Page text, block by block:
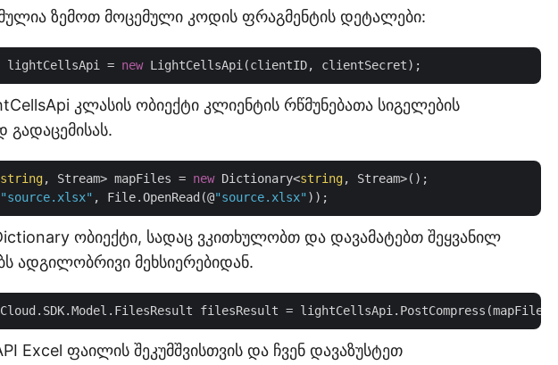
ზემოთ მოცემული კოდის ფრაგმენტის დეტალები:
lightCellsApi = new
კლასის ობიექტი კლიენტის რწმუნებათა სიგელების
გადაცემისას.
string, Stream> mapFiles = new Dictionary<string, Stream>();
"source.xlsx" , File.OpenRead(@"source.xlsx"
ობიექტი, სადაც ვკითხულობთ და დავამატებთ შეყვანილ
ადგილობრივი მეხსიერებიდან.
filesResult = lightCellsApi.PostCompress(mapFiles,
Excel ფაილის შეკუმშვისთვის და ჩვენ დავაზუსტეთ